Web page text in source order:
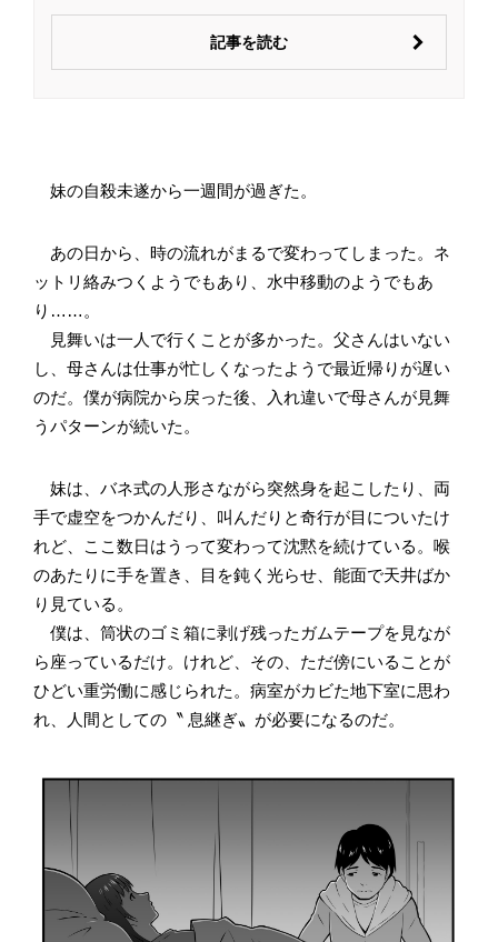
記事を読む
妹の自殺未遂から一週間が過ぎた。
あの日から、時の流れがまるで変わってしまった。ネ
ットリ絡みつくようでもあり、水中移動のようでもあ
り……。
見舞いは一人で行くことが多かった。父さんはいない
し、母さんは仕事が忙しくなったようで最近帰りが遅い
のだ。僕が病院から戻った後、入れ違いで母さんが見舞
うパターンが続いた。
妹は、バネ式の人形さながら突然身を起こしたり、両
手で虚空をつかんだり、叫んだりと奇行が目についたけ
れど、ここ数日はうって変わって沈黙を続けている。喉
のあたりに手を置き、目を鈍く光らせ、能面で天井ばか
り見ている。
僕は、筒状のゴミ箱に剥げ残ったガムテープを見なが
ら座っているだけ。けれど、その、ただ傍にいることが
ひどい重労働に感じられた。病室がカビた地下室に思わ
れ、人間としての〝 息継ぎ〟が必要になるのだ。